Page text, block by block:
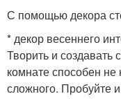
С помощью декора
* декор весеннего
Творить и создавать
комнате способен не
сложного. Пробуйте